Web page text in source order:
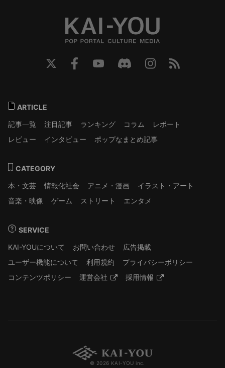
ARTICLE
記事一覧
注目記事 ランキング コラム
レポート
レビュー
インタビュー ポップなまとめ記事
CATEGORY
本・文芸
情報化社会 アニメ・漫画
イラスト・アート
音楽・映像
ゲーム ストリート エンタメ
SERVICE
KAI-YOUについて
お問い合わせ
広告掲載
ユーザー機能について
利用規約
プライバシーポリシー
コンテンツポリシー
運営会社 採用情報
© 2026 KAI-YOU inc.